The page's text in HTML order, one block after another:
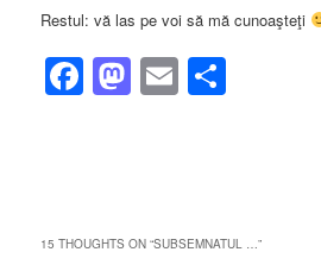
Restul: vă las pe voi să mă cunoaşteţi
Facebook
Mastodon
Email
15 THOUGHTS ON “SUBSEMNATUL …”